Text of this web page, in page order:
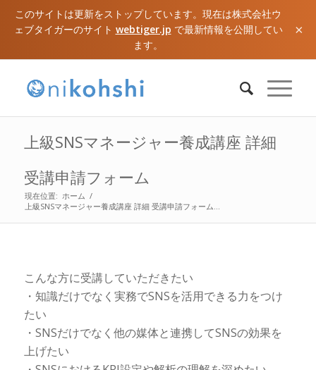
このサイトは更新をストップしています。現在は株式会社ウ
ェブタイガーのサイト webtiger.jp で最新情報を公開してい
ます。
×
上級SNSマネージャー養成講座 詳細
受講申請フォーム
現在位置: ホーム /
上級SNSマネージャー養成講座 詳細 受講申請フォーム...
こんな方に受講していただきたい
・知識だけでなく実務でSNSを活用できる力をつけ
たい
・SNSだけでなく他の媒体と連携してSNSの効果を
上げたい